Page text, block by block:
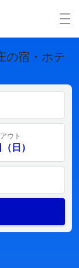
の宿・ホテ
ウト
日）